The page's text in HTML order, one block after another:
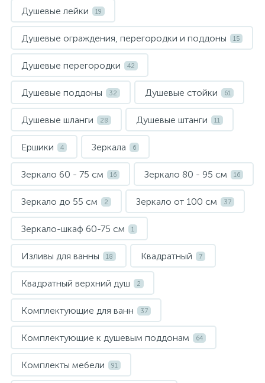
Душевые лейки 19
Душевые ограждения, перегородки и поддоны 15
Душевые перегородки 42
Душевые поддоны 32 Душевые стойки 61
Душевые шланги 28 Душевые штанги 11
Ершики 4 Зеркала 6
Зеркало 60 - 75 см 16 Зеркало 80 - 95 см 16
Зеркало до 55 см 2 Зеркало от 100 см 37
Зеркало-шкаф 60-75 см 1
Изливы для ванны 18 Квадратный 7
Квадратный верхний душ 2
Комплектующие для ванн 37
Комплектующие к душевым поддонам 64
Комплекты мебели 91